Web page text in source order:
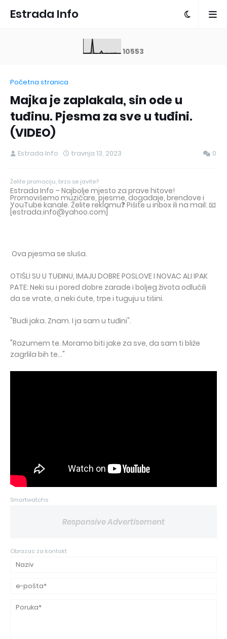
Estrada Info
10553
Početna stranica
Majka je zaplakala, sin ode u
tuđinu. Pjesma za sve u tuđini.
(VIDEO)
Estrada Info travnja 13, 2023 0
Želite promociju, brzo se javite?
Estrada Info – Najbolje mjesto za prave hitove!
Promovišemo muzičare, pjesme, događaje, brendove i
YouTube kanale. Želite reklamu❓ Pišite u inbox ili na mail: 📧
[estrada.info@yahoo.com]
Ova pjesma se sluša.
OTIŠLI SU U TUĐINU, IMAJU DOBRE POSLOVE I NOVAC ALI IPAK
PATE: Neki su i pored dobre zarade i boljeg života odlučili
da se vrate, a neki ćute, trpe i tuguju u tišini.
"Budi jaka. Znam. I ja sam u tuđini".
"Razumem te. Moramo biti jake za sve, da sam ti bliže
zagrlila bih te..."
Smartwatchs
Responsive Advertisement
Obrazac za kontakt